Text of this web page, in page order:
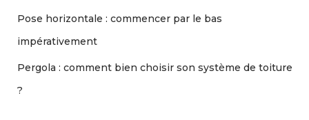
Pose horizontale : commencer par le bas
impérativement
Pergola : comment bien choisir son système de toiture
?